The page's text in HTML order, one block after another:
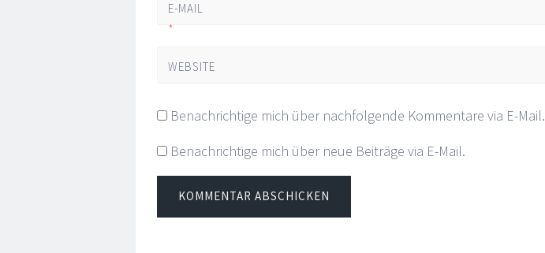
E-MAIL
*
WEBSITE
Benachrichtige mich über nachfolgende Kommentare via E-Mail.
Benachrichtige mich über neue Beiträge via E-Mail.